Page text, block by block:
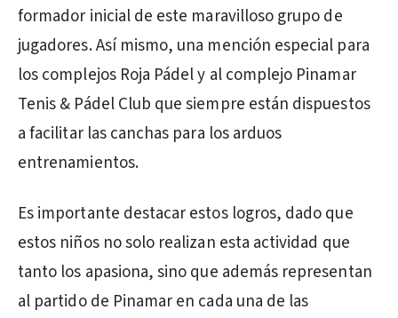
formador inicial de este maravilloso grupo de
jugadores. Así mismo, una mención especial para
los complejos Roja Pádel y al complejo Pinamar
Tenis & Pádel Club que siempre están dispuestos
a facilitar las canchas para los arduos
entrenamientos.
Es importante destacar estos logros, dado que
estos niños no solo realizan esta actividad que
tanto los apasiona, sino que además representan
al partido de Pinamar en cada una de las